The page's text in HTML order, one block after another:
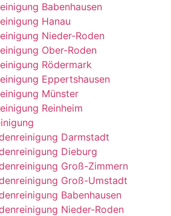
Babenhausen
Hanau
Nieder-Roden
Ober-Roden
Rödermark
Eppertshausen
Münster
Reinheim
Darmstadt
Dieburg
Groß-Zimmern
Groß-Umstadt
Babenhausen
Nieder-Roden